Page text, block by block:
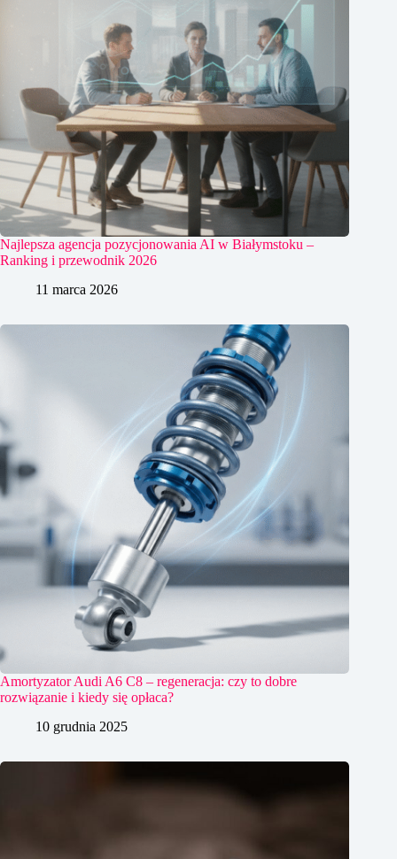
Najlepsza agencja pozycjonowania AI w Białymstoku –
Ranking i przewodnik 2026
11 marca 2026
Amortyzator Audi A6 C8 – regeneracja: czy to dobre
rozwiązanie i kiedy się opłaca?
10 grudnia 2025